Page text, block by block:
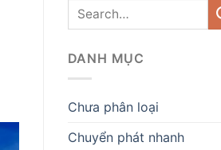
DANH MỤC
Chưa phân loại
Chuyển phát nhanh